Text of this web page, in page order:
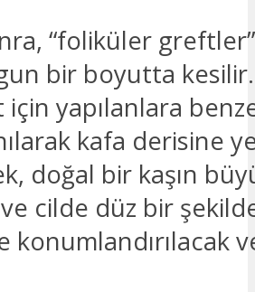
“foliküler
bir boyutta
yapılanlara
kafa derisine
doğal bir kaşın
cilde düz bir
konumlandırılacak